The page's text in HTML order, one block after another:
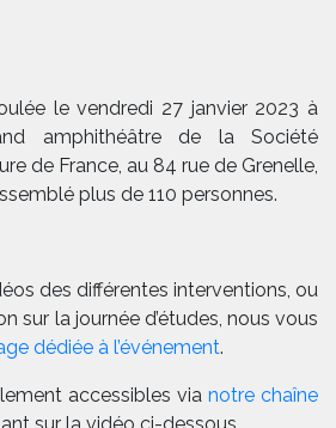
le vendredi 27 janvier 2023 à
amphithéâtre de la Société
de France, au 84 rue de Grenelle,
plus de 110 personnes.
des différentes interventions, ou
sur la journée d’études, nous vous
dédiée à l’événement.
accessibles via notre chaîne